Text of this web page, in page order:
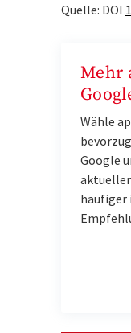
Quelle: DOI
Mehr
Wähle
Google
häufiger